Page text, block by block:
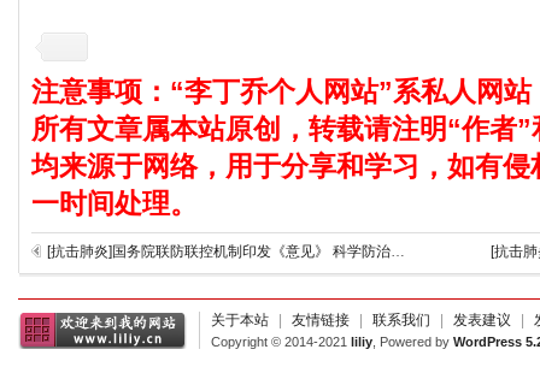
注意事项：“李丁乔个人网站”系私人网
所有文章属本站原创，转载请注明“作者
均来源于网络，用于分享和学习，如有
一时间处理。
[抗击肺炎]国务院联防联控机制印发《意见》 科学防治精准施策分区分级做好新冠肺炎疫情防控工作 [抗击
关于本站 友情链接 联系我们 发表建议
Copyright © 2014-2021 liliy , Powered by WordPress